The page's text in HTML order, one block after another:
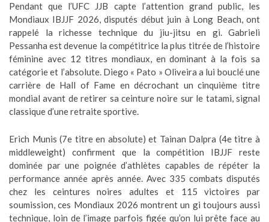
Pendant que l’UFC JJB capte l’attention grand public, les
Mondiaux IBJJF 2026, disputés début juin à Long Beach, ont
rappelé la richesse technique du jiu-jitsu en gi. Gabrieli
Pessanha est devenue la compétitrice la plus titrée de l’histoire
féminine avec 12 titres mondiaux, en dominant à la fois sa
catégorie et l’absolute. Diego « Pato » Oliveira a lui bouclé une
carrière de Hall of Fame en décrochant un cinquième titre
mondial avant de retirer sa ceinture noire sur le tatami, signal
classique d’une retraite sportive.
Erich Munis (7e titre en absolute) et Tainan Dalpra (4e titre à
middleweight) confirment que la compétition IBJJF reste
dominée par une poignée d’athlètes capables de répéter la
performance année après année. Avec 335 combats disputés
chez les ceintures noires adultes et 115 victoires par
soumission, ces Mondiaux 2026 montrent un gi toujours aussi
technique, loin de l’image parfois figée qu’on lui prête face au